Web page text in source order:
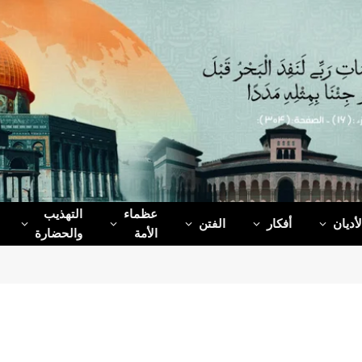
أفكار الفتن
عظماء‌
الأمة
التهذيب
والحضارة